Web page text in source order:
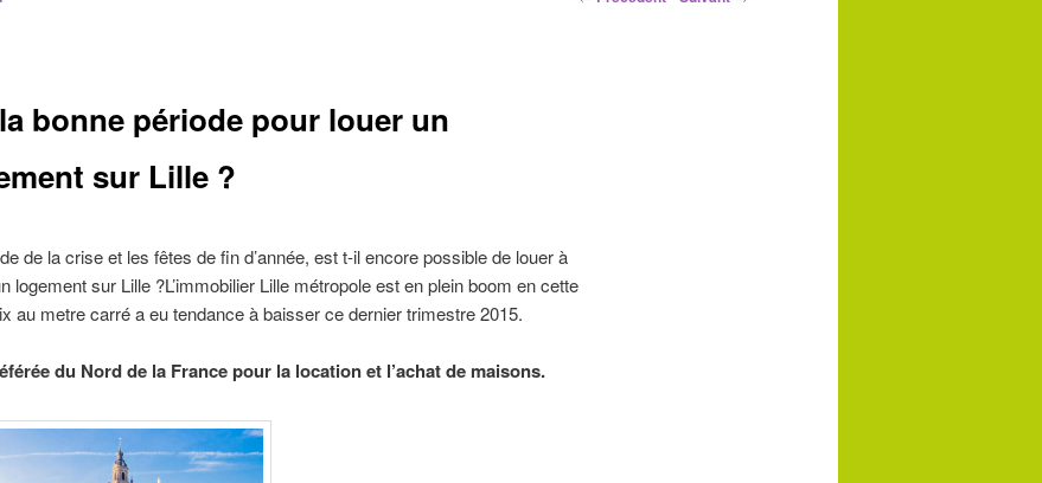
bonne période pour louer un
sur Lille ?
de la crise et les fêtes de fin d’année, est t-il encore possible de louer à
logement sur Lille ?L’immobilier Lille métropole est en plein boom en cette
au metre carré a eu tendance à baisser ce dernier trimestre 2015.
du Nord de la France pour la location et l’achat de maisons.